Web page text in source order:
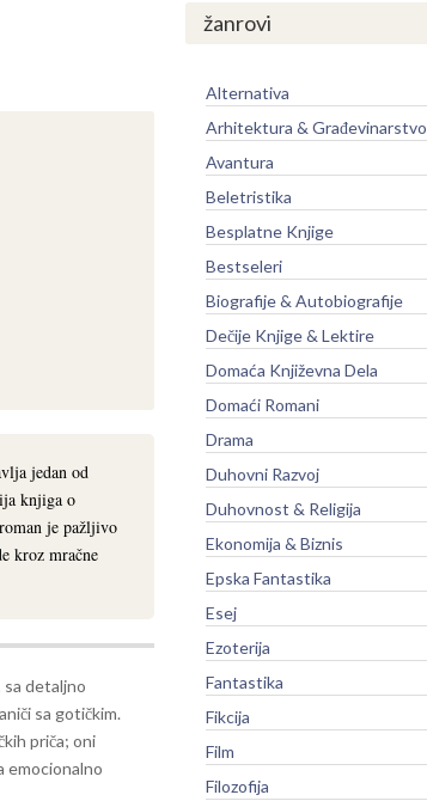
jedan od
knjiga o
je pažljivo
kroz mračne
sa detaljno
sa gotičkim.
priča; oni
emocionalno
žanrovi
Alternativa
Arhitektura & Građevinarstvo
Avantura
Beletristika
Besplatne Knjige
Bestseleri
Biografije & Autobiografije
Dečije Knjige & Lektire
Domaća Književna Dela
Domaći Romani
Drama
Duhovni Razvoj
Duhovnost & Religija
Ekonomija & Biznis
Epska Fantastika
Esej
Ezoterija
Fantastika
Fikcija
Film
Filozofija